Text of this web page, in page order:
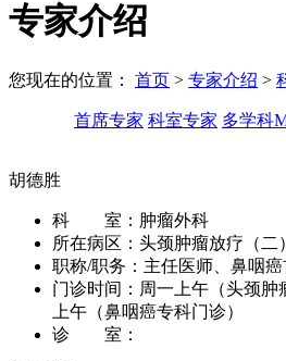
专家介绍
您现在的位置： 首页 > 专家介绍 >
首席专家 科室专家 多学科
胡德胜
科 室： 肿瘤外科
所在病区： 头颈肿瘤放疗（二）
职称/职务： 主任医师、鼻咽
门诊时间： 周一上午（头颈肿
上午（鼻咽癌专科门诊）
诊 室：